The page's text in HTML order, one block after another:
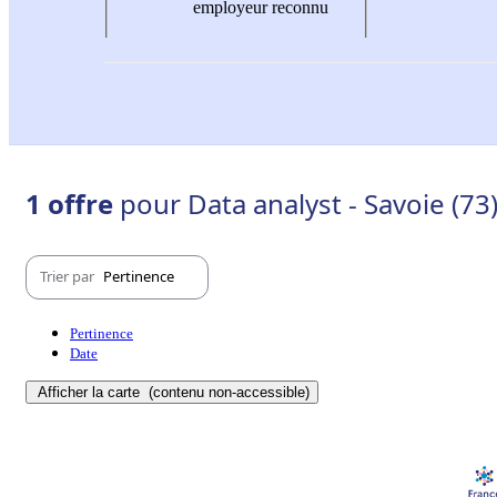
employeur reconnu
1 offre pour Data analyst - Savoie (73)
Trier par Pertinence
Pertinence
Date
Afficher la carte (contenu non-accessible)